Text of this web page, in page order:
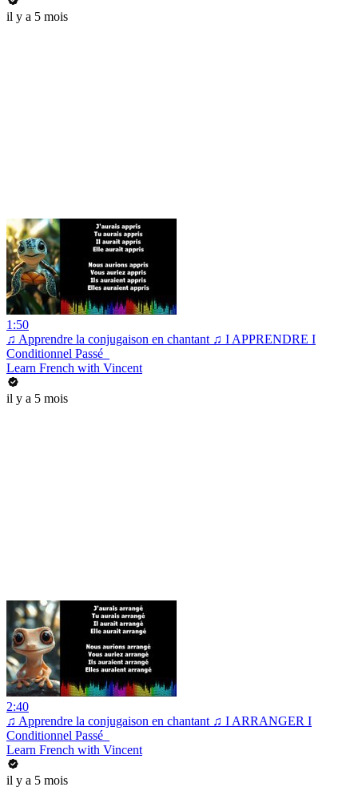
il y a 5 mois
1:50
♫ Apprendre la conjugaison en chantant ♫ I APPRENDRE I
Conditionnel Passé_
Learn French with Vincent
il y a 5 mois
2:40
♫ Apprendre la conjugaison en chantant ♫ I ARRANGER I
Conditionnel Passé_
Learn French with Vincent
il y a 5 mois